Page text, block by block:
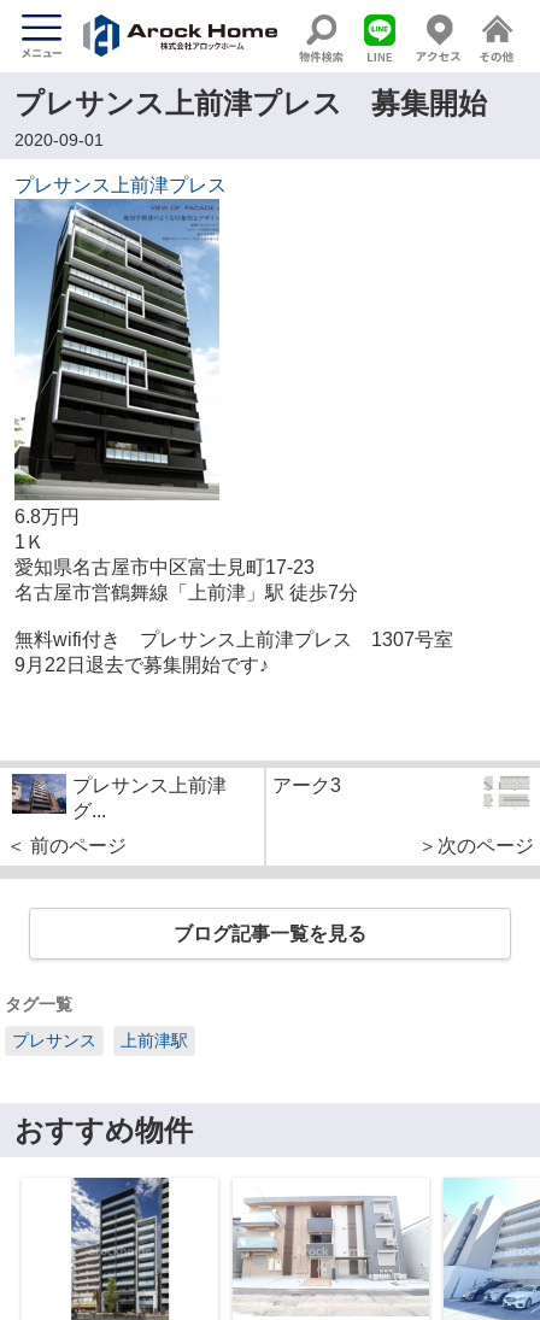
プレサンス上前津プレス 募集開始
2020-09-01
プレサンス上前津プレス
6.8万円
1Ｋ
愛知県名古屋市中区富士見町17-23
名古屋市営鶴舞線「上前津」駅 徒歩7分
無料wifi付き プレサンス上前津プレス 1307号室
9月22日退去で募集開始です♪
プレサンス上前津
グ...
＜ 前のページ
アーク3
＞次のページ
ブログ記事一覧を見る
タグ一覧
プレサンス
上前津駅
おすすめ物件